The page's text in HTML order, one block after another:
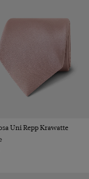
Uni Repp Krawatte